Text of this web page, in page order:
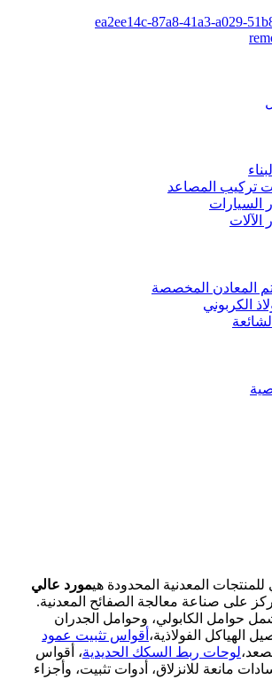
تركيب المصاعد
السيارات
الآلات
المعادن المخصصة
الكربوني
المعدنية المحدودة هيمورد عالي
على صناعة معالجة الصفائح المعدنية.
حوامل الكابولي، وحوامل الجدران
الهياكل الفولاذية، أقواس تثبيت عمود
لوحات ربط السكك الحديدية، أقواس
مانعة للانزلاق، أدوات تثبيت، وأجزاء